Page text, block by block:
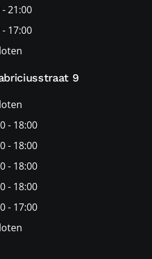
21:00
17:00
9
- 18:00
- 18:00
- 18:00
- 18:00
- 17:00